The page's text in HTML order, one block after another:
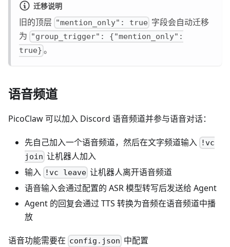
迁移说明
旧的顶层 "mention_only": true 字段会自动迁移
为 "group_trigger": {"mention_only":
true} 。
语音频道
PicoClaw 可以加入 Discord 语音频道并参与语音对话：
先自己加入一个语音频道，然后在文字频道输入 !vc
join 让机器人加入
输入 !vc leave 让机器人离开语音频道
语音输入会通过配置的 ASR 模型转写后发送给 Agent
Agent 的回复会通过 TTS 转换为音频在语音频道中播
放
语音功能需要在 config.json 中配置